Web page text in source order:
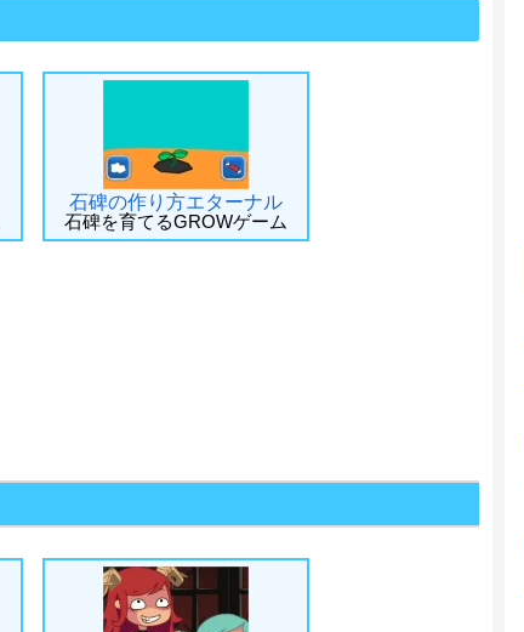
石碑の作り方エターナル
石碑を育てるGROWゲーム